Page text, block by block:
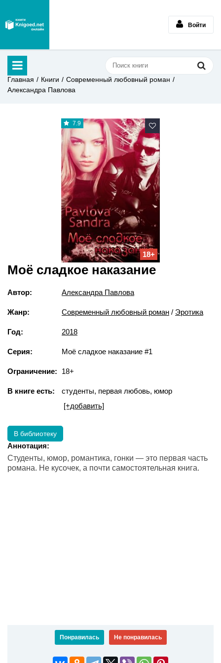
Войти
Главная Книги
Современный любовный роман
Александра Павлова
7.9
18+
Моё сладкое наказание
Автор: Александра Павлова
Жанр: Современный любовный роман / Эротика
Год: 2018
Серия: Моё сладкое наказание #1
Ограничение: 18+
В книге есть:
студенты, первая любовь, юмор
[+добавить]
В библиотеку
Аннотация:
Студенты, юмор, романтика, гонки — это первая часть
романа. Не кусочек, а почти самостоятельная книга.
Понравилась Не понравилась